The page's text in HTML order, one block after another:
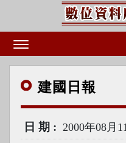
建國 日報
日期 2000年08月